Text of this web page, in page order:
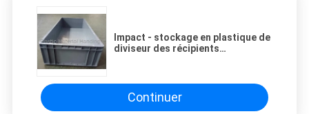
Impact - stockage en plastique de
diviseur des récipients
millimètre
Continuer